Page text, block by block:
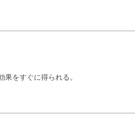
をすぐに得られる。